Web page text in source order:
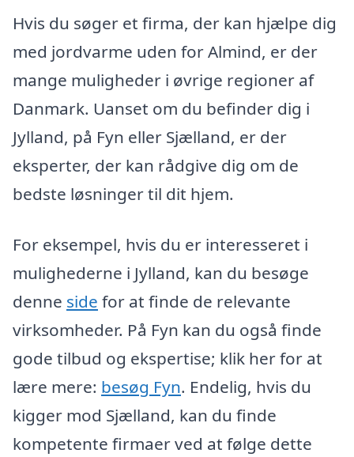
Hvis du søger et firma, der kan hjælpe dig
med jordvarme uden for Almind, er der
mange muligheder i øvrige regioner af
Danmark. Uanset om du befinder dig i
Jylland, på Fyn eller Sjælland, er der
eksperter, der kan rådgive dig om de
bedste løsninger til dit hjem.
For eksempel, hvis du er interesseret i
mulighederne i Jylland, kan du besøge
denne side for at finde de relevante
virksomheder. På Fyn kan du også finde
gode tilbud og ekspertise; klik her for at
lære mere: besøg Fyn. Endelig, hvis du
kigger mod Sjælland, kan du finde
kompetente firmaer ved at følge dette